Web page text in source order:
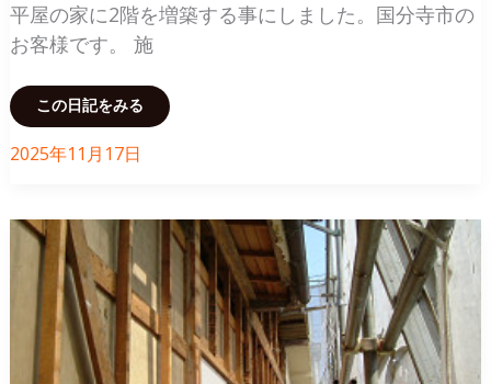
平屋の家に2階を増築する事にしました。国分寺市の
お客様です。 施
家
増
え
数
が
り
な
この日記をみる
2025年11月17日